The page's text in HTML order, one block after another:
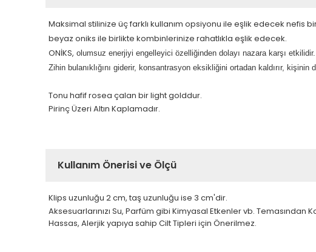
Maksimal stilinize üç farklı kullanım opsiyonu ile eşlik edecek nefis
beyaz oniks ile birlikte kombinlerinize rahatlıkla eşlik edecek.
ONİKS, o lumsuz enerjiyi engelleyici özelliğinden dolayı nazara karşı etkilidir.
Zihin bulanıklığını giderir, konsantrasyon eksikliğini ortadan kaldırır, kişinin
Tonu hafif rosea çalan bir light golddur.
Pirinç Üzeri Altın Kaplamadır.
Kullanım Önerisi ve Ölçü
Klips uzunluğu 2 cm, taş uzunluğu ise 3 cm'dir.
Aksesuarlarınızı Su, Parfüm gibi Kimyasal Etkenler vb. Temasından
Hassas, Alerjik yapıya sahip Cilt Tipleri için Önerilmez.